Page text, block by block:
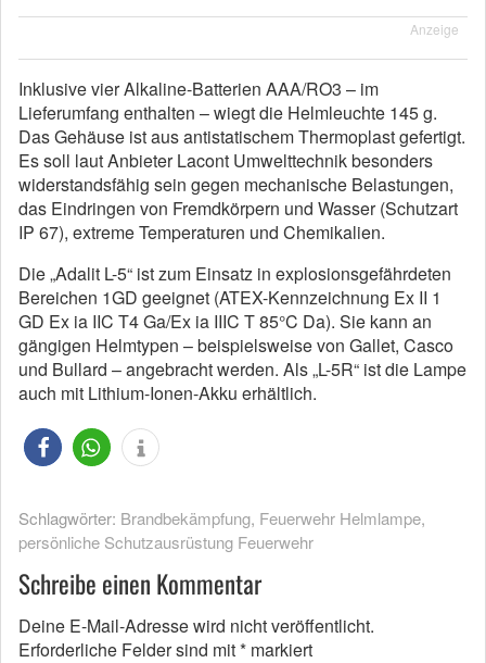
Anzeige
Inklusive vier Alkaline-Batterien AAA/RO3 – im
Lieferumfang enthalten – wiegt die Helmleuchte 145 g.
Das Gehäuse ist aus antistatischem Thermoplast gefertigt.
Es soll laut Anbieter Lacont Umwelttechnik besonders
widerstandsfähig sein gegen mechanische Belastungen,
das Eindringen von Fremdkörpern und Wasser (Schutzart
IP 67), extreme Temperaturen und Chemikalien.
Die „Adalit L-5“ ist zum Einsatz in explosionsgefährdeten
Bereichen 1GD geeignet (ATEX-Kennzeichnung Ex II 1
GD Ex ia IIC T4 Ga/Ex ia IIIC T 85°C Da). Sie kann an
gängigen Helmtypen – beispielsweise von Gallet, Casco
und Bullard – angebracht werden. Als „L-5R“ ist die Lampe
auch mit Lithium-Ionen-Akku erhältlich.
Schlagwörter: Brandbekämpfung, Feuerwehr Helmlampe,
persönliche Schutzausrüstung Feuerwehr
Schreibe einen Kommentar
Deine E-Mail-Adresse wird nicht veröffentlicht.
Erforderliche Felder sind mit* markiert